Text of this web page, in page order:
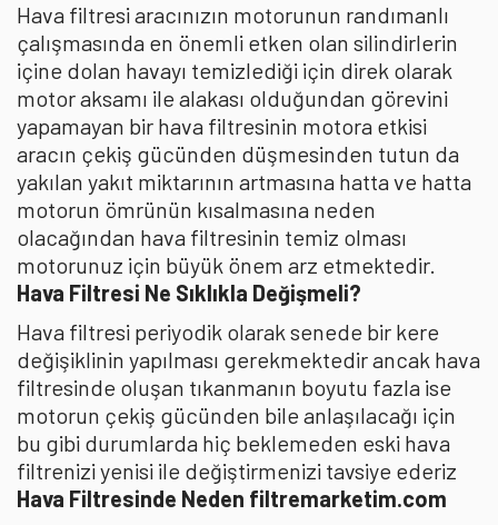
Hava filtresi aracınızın motorunun randımanlı
çalışmasında en önemli etken olan silindirlerin
içine dolan havayı temizlediği için direk olarak
motor aksamı ile alakası olduğundan görevini
yapamayan bir hava filtresinin motora etkisi
aracın çekiş gücünden düşmesinden tutun da
yakılan yakıt miktarının artmasına hatta ve hatta
motorun ömrünün kısalmasına neden
olacağından hava filtresinin temiz olması
motorunuz için büyük önem arz etmektedir.
Hava Filtresi Ne Sıklıkla Değişmeli?
Hava filtresi periyodik olarak senede bir kere
değişiklinin yapılması gerekmektedir ancak hava
filtresinde oluşan tıkanmanın boyutu fazla ise
motorun çekiş gücünden bile anlaşılacağı için
bu gibi durumlarda hiç beklemeden eski hava
filtrenizi yenisi ile değiştirmenizi tavsiye ederiz
Hava Filtresinde Neden filtremarketim.com